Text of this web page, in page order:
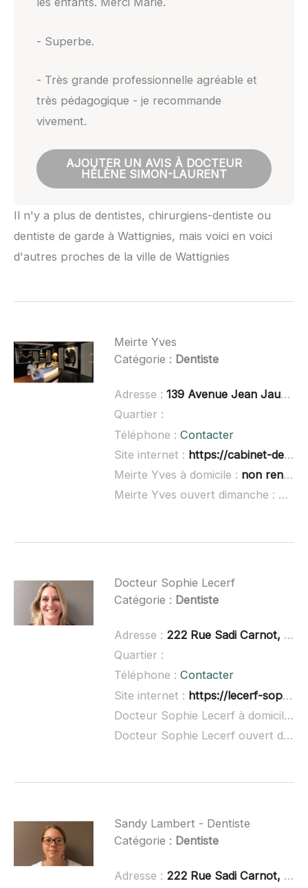
- Superbe.
- Très grande professionnelle agréable et
très pédagogique - je recommande
vivement.
AJOUTER UN AVIS À DOCTEUR
HÉLÈNE SIMON-LAURENT
Il n'y a plus de dentistes, chirurgiens-dentiste ou
dentiste de garde à Wattignies, mais voici en voici
d'autres proches de la ville de Wattignies
Meirte Yves
Catégorie : Dentiste
Adresse : 139 Avenue Jean Jaurès, 59790 Ronchin
Quartier :
Téléphone : Contacter
Site internet : https://cabinet-dentaire-les-marronniers-ronchin.fr/
Meirte Yves à domicile : non renseigné
Meirte Yves ouvert dimanche :
non
Docteur Sophie Lecerf
Catégorie : Dentiste
Adresse : 222 Rue Sadi Carnot, 59320 Haubourdin
Quartier :
Téléphone : Contacter
Site internet : https://lecerf-sophie.business.site/
Docteur Sophie Lecerf à domicile :
Docteur Sophie Lecerf ouvert dimanche :
Sandy Lambert - Dentiste
Catégorie : Dentiste
Adresse : 222 Rue Sadi Carnot, 59320 Haubourdin